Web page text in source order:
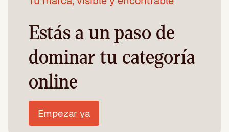
Estás a un paso de
dominar tu categoría
online
Empezar ya